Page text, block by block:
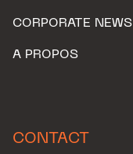
CORPORATE NEWS
A PROPOS
CONTACT